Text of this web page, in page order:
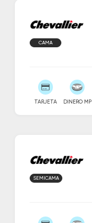
CAMA
TARJETA DINERO MP
SEMICAMA